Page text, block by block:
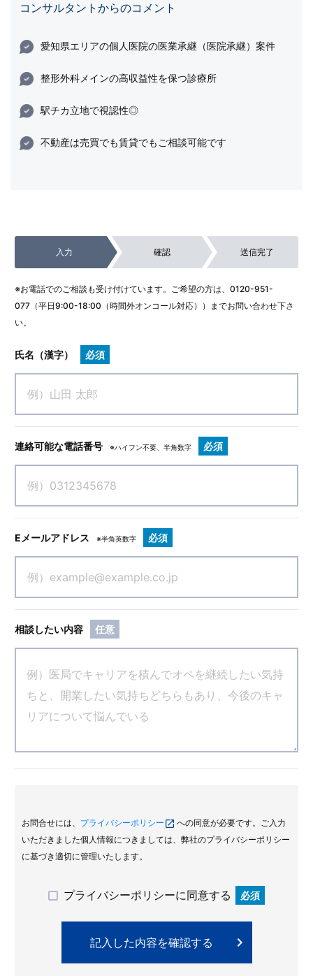
コンサルタントからのコメント
愛知県エリアの個人医院の医業承継（医院承継）案件
整形外科メインの高収益性を保つ診療所
駅チカ立地で視認性◎
不動産は売買でも賃貸でもご相談可能です
入力 確認 送信完了
※お電話でのご相談も受け付けています。ご希望の方は、 0120-951-
077 （平日9:00-18:00（時間外オンコール対応））までお問い合わせ下さ
い。
氏名（漢字） 必須
連絡可能な電話番号 ※ハイフン不要、半角数字 必須
Eメールアドレス ※半角英数字 必須
相談したい内容 任意
お問合せには、 プライバシーポリシー
への同意が必要です。ご入力
いただきました個人情報につきましては、弊社のプライバシーポリシー
に基づき適切に管理いたします。
プライバシーポリシーに同意する 必須